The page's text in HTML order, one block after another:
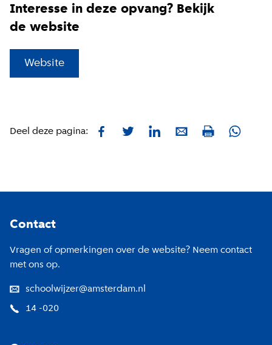
Interesse in deze opvang? Bekijk
de website
Website
Deel deze pagina: FacebookTwitterLinkedInE-mailPrint
Contact
Vragen of opmerkingen over de website? Neem contact
met ons op.
schoolwijzer@amsterdam.nl
14 -020